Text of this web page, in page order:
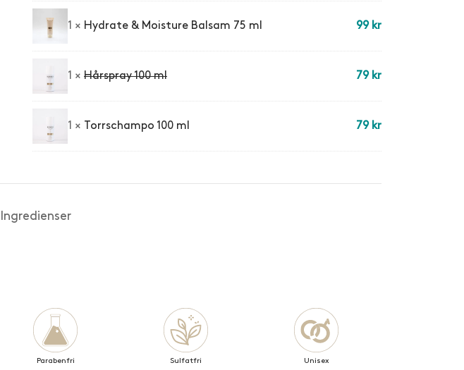
1 × Hydrate & Moisture Balsam 75 ml 99 kr
1 × Hårspray 100 ml 79 kr
1 × Torrschampo 100 ml 79 kr
Ingredienser
Parabenfri Sulfatfri Unisex